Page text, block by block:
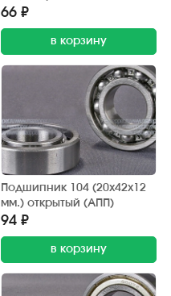
обрезиненный (АПП)
66 ₽
в корзину
Подшипник 104 (20х42х12
мм.) открытый (АПП)
94 ₽
в корзину